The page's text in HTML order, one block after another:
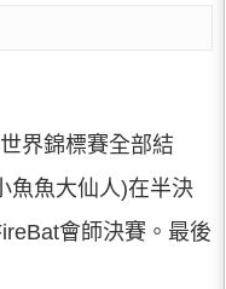
界錦標賽全部結
魚魚大仙人)在半決
會師決賽。最後